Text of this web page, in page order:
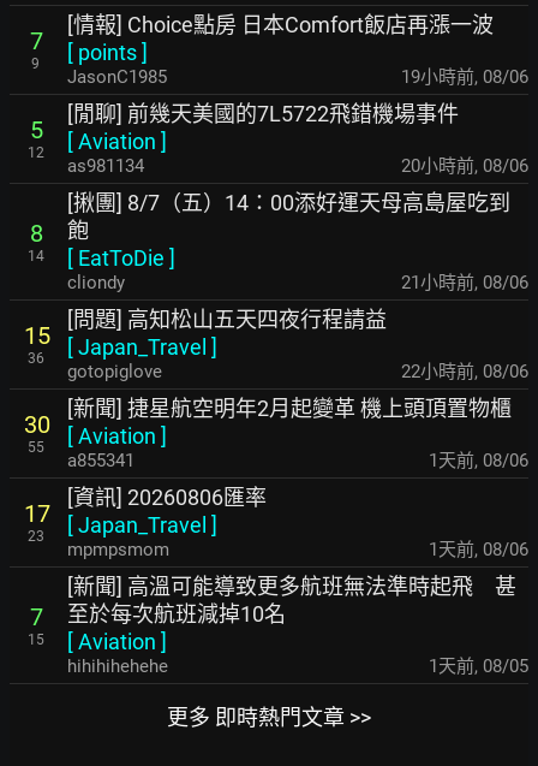
7
9
[情報] Choice點房 日本Comfort飯店再漲一波
[ points]
JasonC1985 19小時前, 08/06
5
12
[閒聊] 前幾天美國的7L5722飛錯機場事件
[Aviation ]
as981134 20小時前, 08/06
8
14
[揪團] 8/7（五）14：00添好運天母高島屋吃到
飽
[ EatToDie ]
cliondy 21小時前, 08/06
15
36
[問題] 高知松山五天四夜行程請益
[Japan_Travel ]
gotopiglove 22小時前, 08/06
30
55
[新聞] 捷星航空明年2月起變革 機上頭頂置物櫃
[Aviation ]
a855341 1天前, 08/06
17
23
[資訊] 20260806匯率
[Japan_Travel ]
mpmpsmom 1天前, 08/06
7
15
[新聞] 高溫可能導致更多航班無法準時起飛 甚
至於每次航班減掉10名
[Aviation ]
hihihihehehe 1天前, 08/05
更多 即時熱門文章 >>